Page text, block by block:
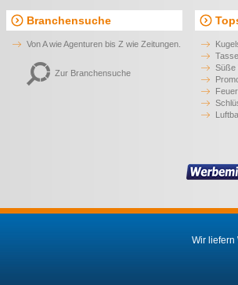
Branchensuche
Von A wie Agenturen bis Z wie Zeitungen.
Zur Branchensuche
Süße
Wir liefern